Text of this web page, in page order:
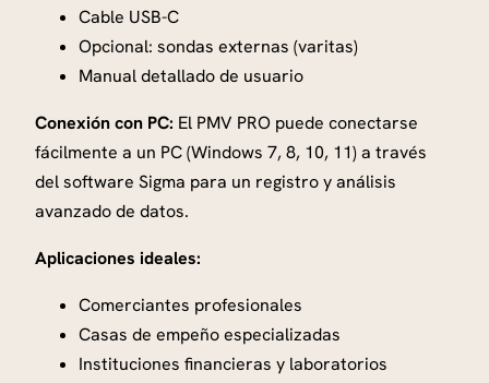
Cable USB-C
Opcional: sondas externas (varitas)
Manual detallado de usuario
Conexión con PC: El PMV PRO puede conectarse
fácilmente a un PC (Windows 7, 8, 10, 11) a través
del software Sigma para un registro y análisis
avanzado de datos.
Aplicaciones ideales:
Comerciantes profesionales
Casas de empeño especializadas
Instituciones financieras y laboratorios